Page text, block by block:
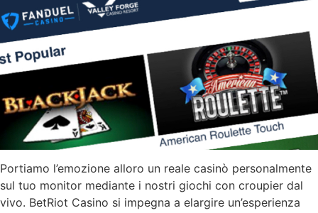
Portiamo l’emozione alloro un reale casinò personalmente
sul tuo monitor mediante i nostri giochi con croupier dal
vivo. BetRiot Casino si impegna a elargire un’esperienza